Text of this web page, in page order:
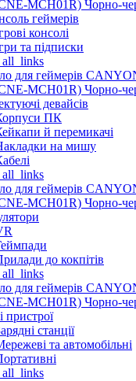
геймерів
консолі
та підписки
девайсів
ПК
й перемикачі
на мишу
до кокпітів
пристрої
станції
та автомобільні